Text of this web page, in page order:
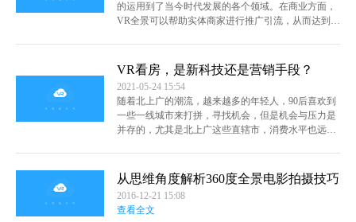
的运用到了当今时代发展的各个领域。在商业方面，
VR全景可以帮助实体商家进行推广引流，从而达到更
高，收入因此越来越低，很多实体商家纷纷入驻携程
旅行、美团、淘宝等。但是商家的精心布置装修与服
务是无法通过平面图片呈现在互联网上，顾客也是无
法感受出来，但是VR全景是没有这种短板的，它可以
把商家的各种信息更加全面的展示到客户的眼中，让
客户感觉更加真实、可靠，更加的全面、具体，这是
VR看房，是新科技还是营销手段？
2021-05-24 15:54
随着北上广的潮流，越来越多的年轻人，90后喜欢到
一些一线城市来打拼，寻找机会，但是机会与压力是
并存的，尤其是北上广这些直辖市，消费水平也远非
租房，中心内部的房子就连租的价格可能也不是一般
人能够承受的起的，只能选择比较偏远一些的地方来
住，但迎面而来的问题就是，看房没时间，交通不方
便，房源不真实……诸多因素都让消费者租房看房成
从思维角度解析360度全景电影拍摄技巧
2016-12-21 15:08
查看全文